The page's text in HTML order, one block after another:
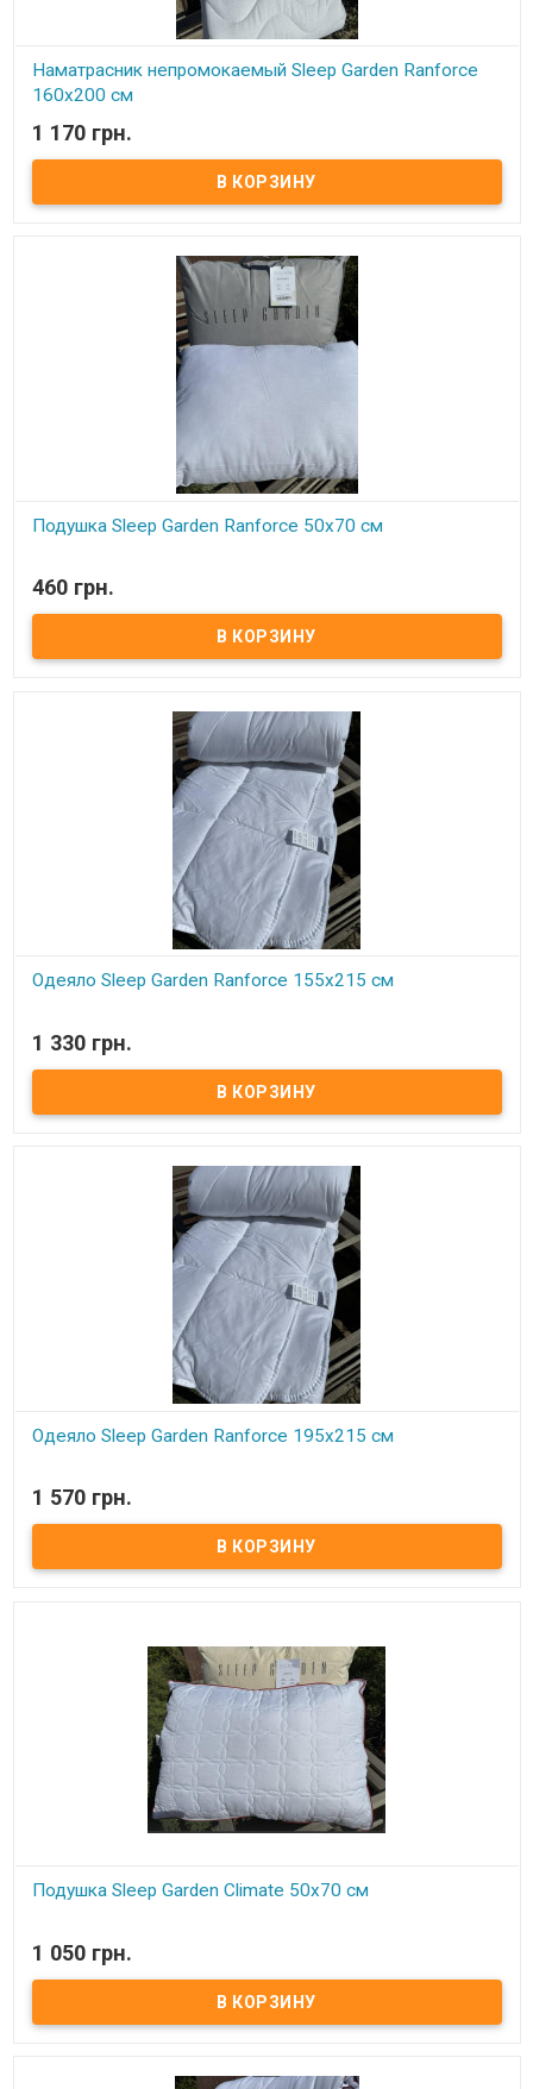
Наматрасник непромокаемый Sleep Garden Ranforce
160x200 см
В наличии
Наматрасник непромокаемый Sleep Garden Ranforce 160x200 см
Размер: 160x200 см Состав: силиконизированное волокно Чехол:
одна сторона ранфорс, 100% хлопок, нижняя сторона -
непромокаемый с резинками по углам защитит Ваш матрас от
загрязнений и жидкости.
1 170 грн.
Подушка Sleep Garden Ranforce 50x70 см
Состав: силиконизированное волокно Чехол: ранфорс, 100%
хлопок Вес: 800 грамм. Упаковка: фирменная сумка
жесткости в хлопковом чехле.
460 грн.
Одеяло Sleep Garden Ranforce 155x215 см
Одеяло Sleep Garden Ranforce 155x215 см Размер: 155x215 см
Состав: силиконизированное волокно Чехол: ранфорс, 100%
хлопок Плотность: 300 грамм/м.кв. Упаковка: фирменная сумка
Производитель: Sleep Garden (Турция) Одеяло для всесезонного
использования, очень мягкое и нежное.
1 330 грн.
Одеяло Sleep Garden Ranforce 195x215 см
Состав: силиконизированное волокно Чехол: ранфорс, 100%
хлопок Плотность: 300 грамм/м.кв. Упаковка: фирменная сумка
использования, очень мягкое и нежное.
1 570 грн.
Подушка Sleep Garden Climate 50x70 см
Подушка Sleep Garden Climate 50x70 см Размер: 50х70 см Состав:
микрогель Чехол: микрофибра со специальными дышащими
вставками по периметру Вес: 100 грамм. Упаковка: фирменная
сумка Производитель: Sleep Garden (Турция) Подушка имеет
съемный чехол на молнии, можно снять и постирать, при этом не
1 050 грн.